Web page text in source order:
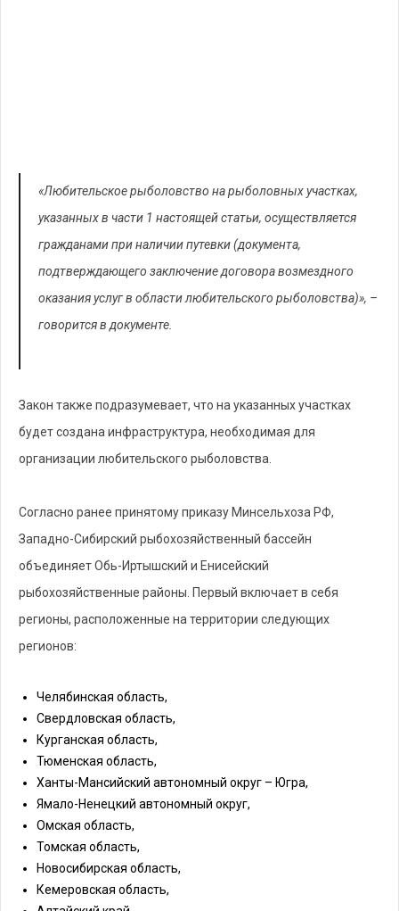
«Любительское рыболовство на рыболовных участках,
указанных в части 1 настоящей статьи, осуществляется
гражданами при наличии путевки (документа,
подтверждающего заключение договора возмездного
оказания услуг в области любительского рыболовства)», –
говорится в документе.
Закон также подразумевает, что на указанных участках
будет создана инфраструктура, необходимая для
организации любительского рыболовства.
Согласно ранее принятому приказу Минсельхоза РФ,
Западно-Сибирский рыбохозяйственный бассейн
объединяет Обь-Иртышский и Енисейский
рыбохозяйственные районы. Первый включает в себя
регионы, расположенные на территории следующих
регионов:
Челябинская область,
Свердловская область,
Курганская область,
Тюменская область,
Ханты-Мансийский автономный округ – Югра,
Ямало-Ненецкий автономный округ,
Омская область,
Томская область,
Новосибирская область,
Кемеровская область,